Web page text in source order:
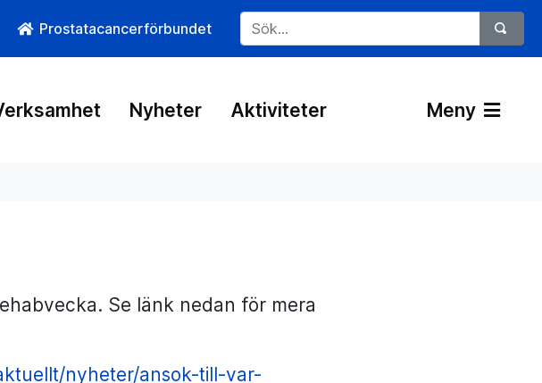
Prostatacancerförbundet
Nyheter Aktiviteter Meny
Se länk nedan för mera
nyheter/ansok-till-var-